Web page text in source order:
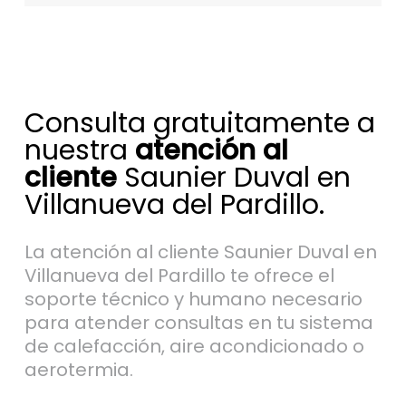
Consulta gratuitamente a
nuestra atención al
clienteSaunier Duval en
Villanueva del Pardillo.
La atención al cliente Saunier Duval en
Villanueva del Pardillo te ofrece el
soporte técnico y humano necesario
para atender consultas en tu sistema
de calefacción, aire acondicionado o
aerotermia.